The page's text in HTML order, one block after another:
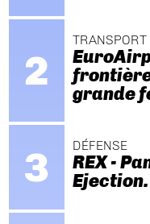
TRANSPORT
grande
DÉFENSE
REX -
Ejection.